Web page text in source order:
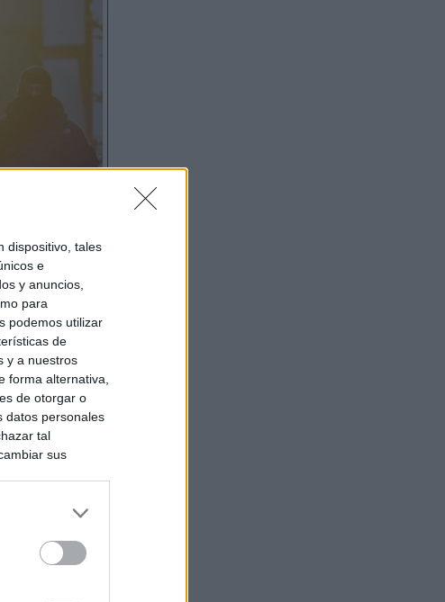
dispositivo, tales
e
y anuncios,
para
podemos utilizar
de
y a nuestros
forma alternativa,
de otorgar o
datos personales
tal
sus